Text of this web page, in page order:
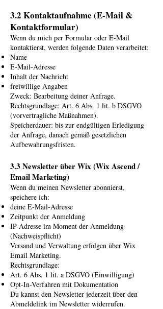
3.2 Kontaktaufnahme (E-Mail &
Kontaktformular)
Wenn du mich per Formular oder E-Mail
kontaktierst, werden folgende Daten verarbeitet:
Name
E-Mail-Adresse
Inhalt der Nachricht
freiwillige Angaben
Zweck: Bearbeitung deiner Anfrage.
Rechtsgrundlage: Art. 6 Abs. 1 lit. b DSGVO
(vorvertragliche Maßnahmen).
Speicherdauer: bis zur endgültigen Erledigung
der Anfrage, danach gemäß gesetzlichen
Aufbewahrungsfristen.
3.3 Newsletter über Wix (Wix Ascend /
Email Marketing)
Wenn du meinen Newsletter abonnierst,
speichere ich:
deine E-Mail-Adresse
Zeitpunkt der Anmeldung
IP-Adresse im Moment der Anmeldung
(Nachweispflicht)
Versand und Verwaltung erfolgen über Wix
Email Marketing.
Rechtsgrundlage:
Art. 6 Abs. 1 lit. a DSGVO (Einwilligung)
Opt-In-Verfahren mit Dokumentation
Du kannst den Newsletter jederzeit über den
Abmeldelink im Newsletter widerrufen.